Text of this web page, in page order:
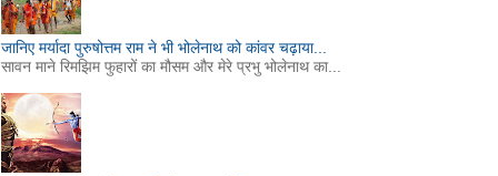
जानिए मर्यादा पुरुषोत्तम राम ने भी भोलेनाथ को कांवर चढ़ाया...
सावन माने रिमझिम फुहारों का मौसम और मेरे प्रभु भोलेनाथ का...